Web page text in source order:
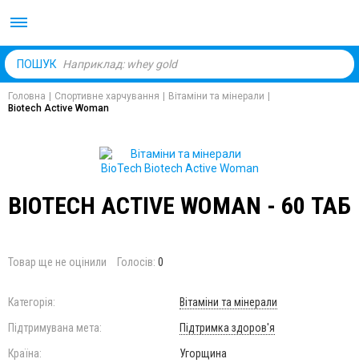
ПОШУК
Головна Спортивне харчування Вітаміни та мінерали
Biotech Active Woman
BIOTECH ACTIVE WOMAN - 60 ТАБ
Товар ще не оцінили Голосів: 0
Категорія:
Вітаміни та мінерали
Підтримувана мета:
Підтримка здоров'я
Країна:
Угорщина